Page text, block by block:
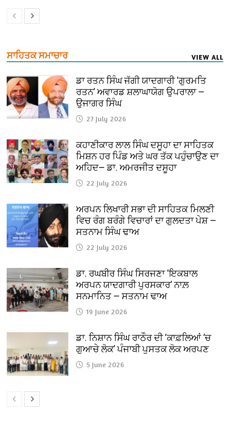
ਸਾਹਿਤਕ ਸਮਾਚਾਰ VIEW ALL
ਡਾ ਰਤਨ ਸਿੰਘ ਜੱਗੀ ਯਾਦਗਾਰੀ ‘ਗੁਰਮਤਿ
ਰਤਨ’ ਅਵਾਰਡ ਸ਼ਲਾਘਾਯੋਗ ਉਪਰਾਲਾ —
ਉਜਾਗਰ ਸਿੰਘ
27 July 2026
ਕਹਾਣੀਕਾਰ ਲਾਲ ਸਿੰਘ ਦਸੂਹਾ ਦਾ ਸਾਹਿਤਕ
ਮਿਸ਼ਨ ਹਰ ਪਿੰਡ ਅਤੇ ਘਰ ਤੱਕ ਪਹੁੰਚਾਉਣ ਦਾ
ਅਹਿਦ— ਡਾ. ਅਮਰਜੀਤ ਦਸੂਹਾ
22 July 2026
ਅਰਪਨ ਲਿਖਾਰੀ ਸਭਾ ਦੀ ਸਾਹਿਤਕ ਮਿਲਣੀ
ਵਿਚ ਰੰਗ ਬਰੰਗੇ ਵਿਚਾਰਾਂ ਦਾ ਗੁਲਦਤਾ ਪੇਸ਼ —
ਸਤਨਾਮ ਸਿੰਘ ਢਾਅ
22 July 2026
ਡਾ. ਰਘਬੀਰ ਸਿੰਘ ਸਿਰਜਣਾ ‘ਇਕਬਾਲ
ਅਰਪਨ ਯਾਦਗਾਰੀ ਪੁਰਸਕਾਰ’ ਨਾਲ਼
ਸਨਮਾਨਿਤ — ਸਤਨਾਮ ਢਾਅ
19 June 2026
ਡਾ. ਨਿਸ਼ਾਨ ਸਿੰਘ ਰਾਠੌਰ ਦੀ ‘ਕਾਫ਼ਲਿਆਂ ’ਚ
ਗੁਆਚੇ ਲੋਕ’ ਪੰਜਾਬੀ ਪੁਸਤਕ ਲੋਕ ਅਰਪਣ
5 June 2026